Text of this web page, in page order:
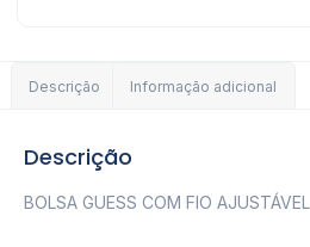
Descrição Informação adicional
Descrição
BOLSA GUESS COM FIO AJUSTÁVEL